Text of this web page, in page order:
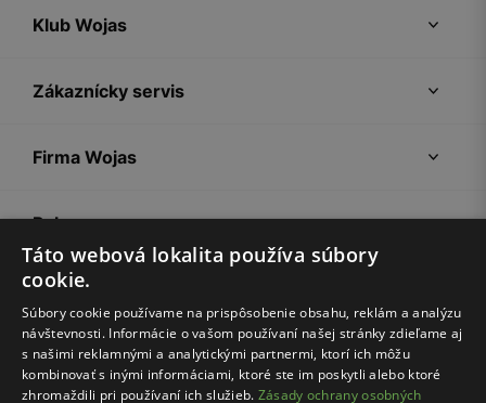
Klub Wojas
Zákaznícky servis
Firma Wojas
Pokyny
Táto webová lokalita používa súbory
cookie.
Súbory cookie používame na prispôsobenie obsahu, reklám a analýzu
návštevnosti. Informácie o vašom používaní našej stránky zdieľame aj
s našimi reklamnými a analytickými partnermi, ktorí ich môžu
kombinovať s inými informáciami, ktoré ste im poskytli alebo ktoré
zhromaždili pri používaní ich služieb. Zásady ochrany osobných